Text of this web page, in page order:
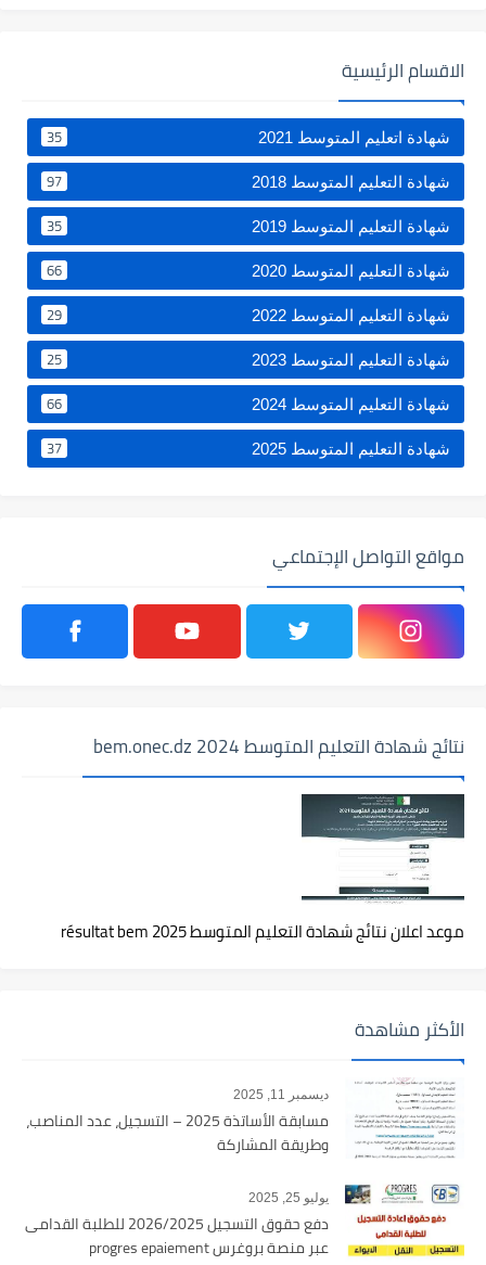
الاقسام الرئيسية
شهادة اتعليم المتوسط 2021 35
شهادة التعليم المتوسط 2018 97
شهادة التعليم المتوسط 2019 35
شهادة التعليم المتوسط 2020 66
شهادة التعليم المتوسط 2022 29
شهادة التعليم المتوسط 2023 25
شهادة التعليم المتوسط 2024 66
شهادة التعليم المتوسط 2025 37
مواقع التواصل الإجتماعي
نتائج شهادة التعليم المتوسط 2024 bem.onec.dz
موعد اعلان نتائج شهادة التعليم المتوسط 2025 résultat bem
الأكثر مشاهدة
ديسمبر 11, 2025
مسابقة الأساتذة 2025 – التسجيل، عدد المناصب،
وطريقة المشاركة
يوليو 25, 2025
دفع حقوق التسجيل 2026/2025 للطلبة القدامى
عبر منصة بروغرس progres epaiement